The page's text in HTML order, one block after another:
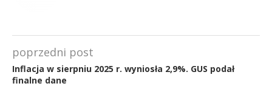
poprzedni post
Inflacja w sierpniu 2025 r. wyniosła 2,9%. GUS podał
finalne dane